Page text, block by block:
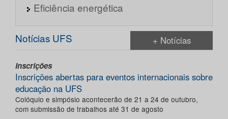
Eficiência energética
Notícias UFS + Notícias
Inscrições
Inscrições abertas para eventos internacionais sobre
educação na UFS
Colóquio e simpósio acontecerão de 21 a 24 de outubro,
com submissão de trabalhos até 31 de agosto